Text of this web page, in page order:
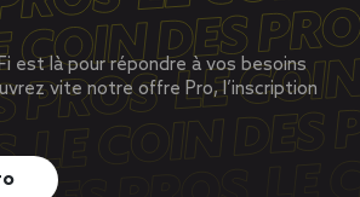
est là pour répondre à vos besoins
vite notre offre Pro, l’inscription